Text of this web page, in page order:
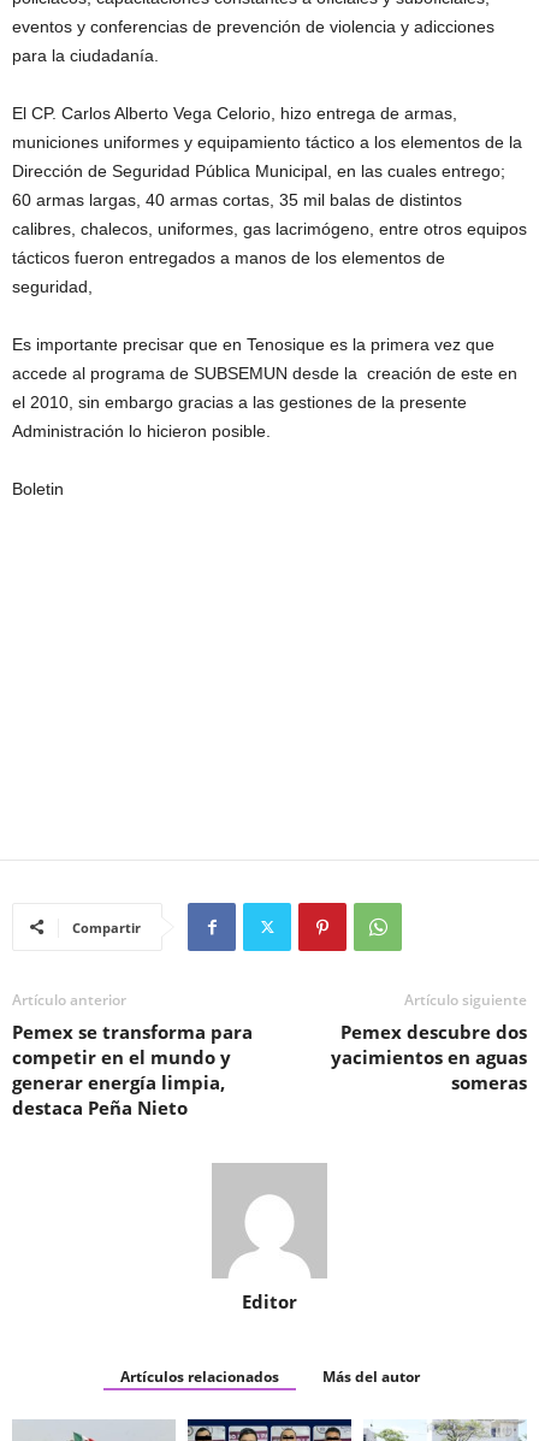
eventos y conferencias de prevención de violencia y adicciones
para la ciudadanía.
El CP. Carlos Alberto Vega Celorio, hizo entrega de armas,
municiones uniformes y equipamiento táctico a los elementos de la
Dirección de Seguridad Pública Municipal, en las cuales entrego;
60 armas largas, 40 armas cortas, 35 mil balas de distintos
calibres, chalecos, uniformes, gas lacrimógeno, entre otros equipos
tácticos fueron entregados a manos de los elementos de
seguridad,
Es importante precisar que en Tenosique es la primera vez que
accede al programa de SUBSEMUN desde la creación de este en
el 2010, sin embargo gracias a las gestiones de la presente
Administración lo hicieron posible.
Boletin
Compartir
Artículo anterior
Pemex se transforma para
competir en el mundo y
generar energía limpia,
destaca Peña Nieto
Artículo siguiente
Pemex descubre dos
yacimientos en aguas
someras
Editor
Artículos relacionados Más del autor